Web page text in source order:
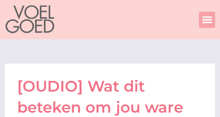
Skip
content
[OUDIO] Wat dit
beteken om jou ware